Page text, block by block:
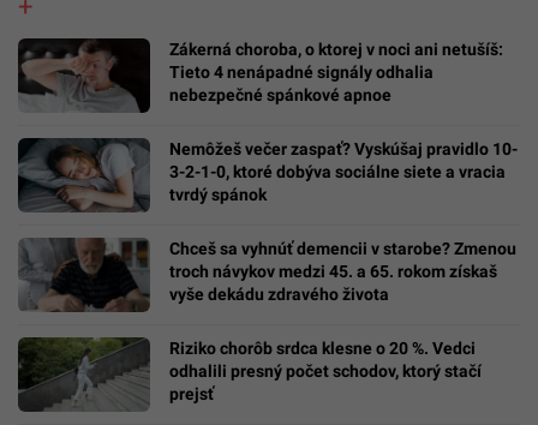
Zákerná choroba, o ktorej v noci ani netušíš:
Tieto 4 nenápadné signály odhalia
nebezpečné spánkové apnoe
Nemôžeš večer zaspať? Vyskúšaj pravidlo 10-
3-2-1-0, ktoré dobýva sociálne siete a vracia
tvrdý spánok
Chceš sa vyhnúť demencii v starobe? Zmenou
troch návykov medzi 45. a 65. rokom získaš
vyše dekádu zdravého života
Riziko chorôb srdca klesne o 20 %. Vedci
odhalili presný počet schodov, ktorý stačí
prejsť